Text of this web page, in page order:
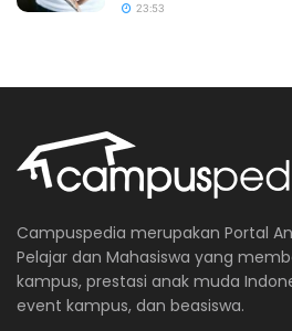
23:53
Campuspedia merupakan Portal
Pelajar dan Mahasiswa yang
kampus, prestasi anak muda
event kampus, dan beasiswa.